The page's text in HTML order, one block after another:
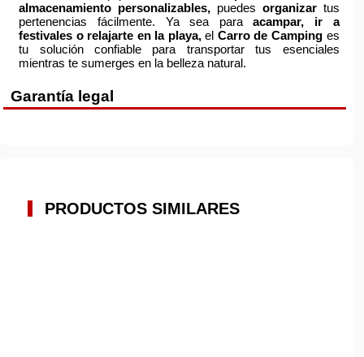
almacenamiento personalizables, puedes organizartus
pertenencias fácilmente. Ya sea paraacampar, ir a
festivales o relajarte en la playa,el Carro de Camping es
tu solución confiable para transportar tus esenciales
mientras te sumerges en la belleza natural.
Garantía legal
PRODUCTOS SIMILARES